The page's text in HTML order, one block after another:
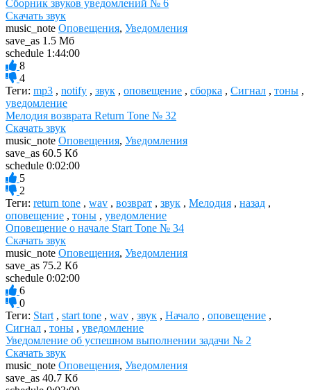
Сборник звуков уведомлений № 6
Скачать звук
music_note Оповещения, Уведомления
save_as 1.5 Мб
schedule 1:44:00
8
4
Теги: mp3 , notify , звук , оповещение , сборка , Сигнал , тоны ,
уведомление
Мелодия возврата Return Tone № 32
Скачать звук
music_note Оповещения, Уведомления
save_as 60.5 Кб
schedule 0:02:00
5
2
Теги: return tone , wav , возврат , звук , Мелодия , назад ,
оповещение , тоны , уведомление
Оповещение о начале Start Tone № 34
Скачать звук
music_note Оповещения, Уведомления
save_as 75.2 Кб
schedule 0:02:00
6
0
Теги: Start , start tone , wav , звук , Начало , оповещение ,
Сигнал , тоны , уведомление
Уведомление об успешном выполнении задачи № 2
Скачать звук
music_note Оповещения, Уведомления
save_as 40.7 Кб